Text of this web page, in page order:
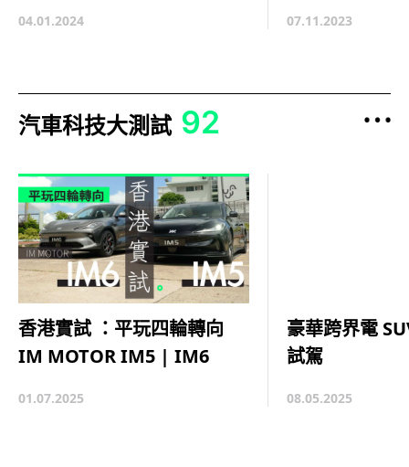
04.01.2024 07.11.2023
汽車科技大測試 92
香港實試 ：平玩四輪轉向
IM MOTOR IM5 | IM6
01.07.2025
豪華跨界電
試駕
08.05.2025